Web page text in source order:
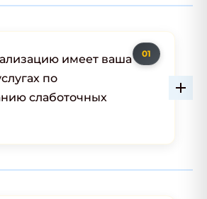
имеет ваша
по
слаботочных